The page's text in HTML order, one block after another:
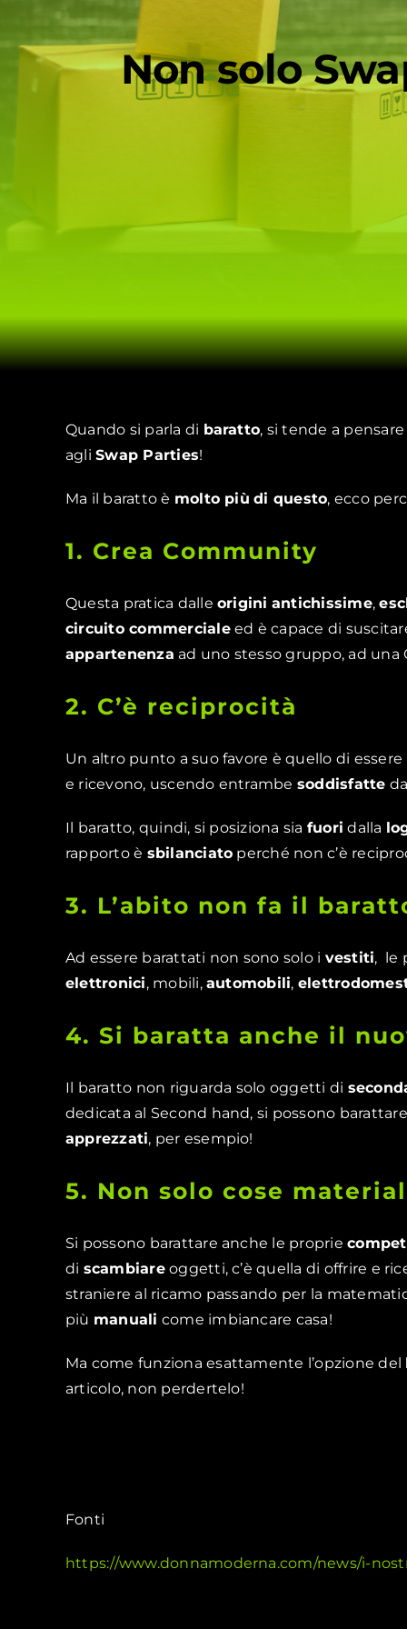
Non solo
Quando si parla di baratto, si tende a
agliSwap Parties!
Ma il baratto è molto più di questo, ecco
1. Crea Community
Questa pratica dalle origini antichissime,
circuito commercialeed è capace di
appartenenza ad uno stesso gruppo, ad una
2. C’è reciprocità
Un altro punto a suo favore è quello di
e ricevono, uscendo entrambe soddisfatte
Il baratto, quindi, si posiziona sia fuori dalla
rapporto è sbilanciato perché non c’è
3. L’abito non fa il
Ad essere barattati non sono solo i vestiti, le
elettronici, mobili, automobili,
4. Si baratta anche il
Il baratto non riguarda solo oggetti di
dedicata al Second hand, si possono
apprezzati, per esempio!
5. Non solo cose
Si possono barattare anche le proprie
di scambiareoggetti, c’è quella di offrire e
straniere al ricamo passando per la
più manuali come imbiancare casa!
Ma come funziona esattamente l’opzione del
articolo, non perdertelo!
Fonti
https://www.donnamoderna.com/news/i-